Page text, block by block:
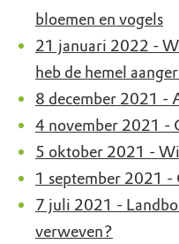
bloemen en vogels
21 januari 2022 -
heb de hemel
8 december 2021 -
4 november 2021 -
5 oktober 2021 -
1 september 2021 -
7 juli 2021 -
verweven?